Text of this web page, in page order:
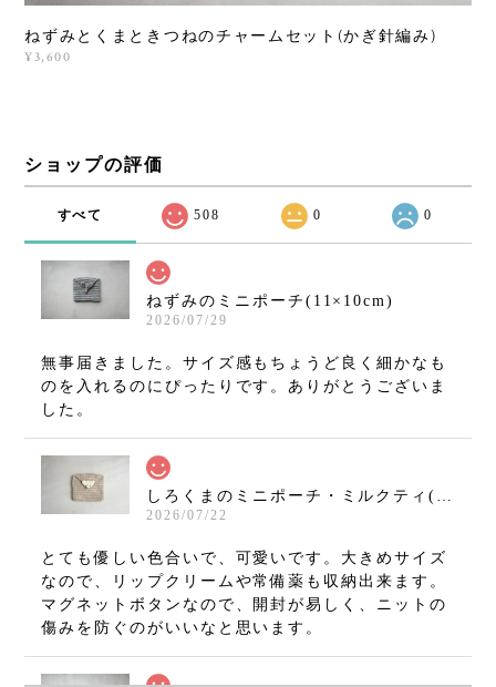
ねずみとくまときつねのチャームセット(かぎ針編み)
¥3,600
ショップの評価
すべて 508 0 0
ねずみのミニポーチ(11×10cm)
2026/07/29
無事届きました。サイズ感もちょうど良く細かなも
のを入れるのにぴったりです。ありがとうございま
した。
2026/07/22
とても優しい色合いで、可愛いです。大きめサイズ
なので、リップクリームや常備薬も収納出来ます。
マグネットボタンなので、開封が易しく、ニットの
傷みを防ぐのがいいなと思います。